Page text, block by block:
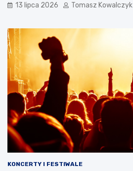
13 lipca 2026 Tomasz Kowalczyk
KONCERTY I FESTIWALE